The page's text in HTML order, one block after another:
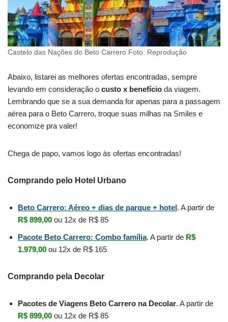
Castelo das Nações do Beto Carrero Foto: Reprodução
Abaixo, listarei as melhores ofertas encontradas, sempre
levando em consideração o custo x benefício da viagem.
Lembrando que se a sua demanda for apenas para a passagem
aérea para o Beto Carrero, troque suas milhas na Smiles e
economize pra valer!
Chega de papo, vamos logo às ofertas encontradas!
Comprando pelo Hotel Urbano
Beto Carrero: Aéreo + dias de parque + hotel. A partir de
R$ 899,00 ou 12x de R$ 85
Pacote Beto Carrero: Combo família. A partir de R$
1.979,00 ou 12x de R$ 165
Comprando pela Decolar
Pacotes de Viagens Beto Carrero na Decolar. A partir de
R$ 899,00 ou 12x de R$ 85